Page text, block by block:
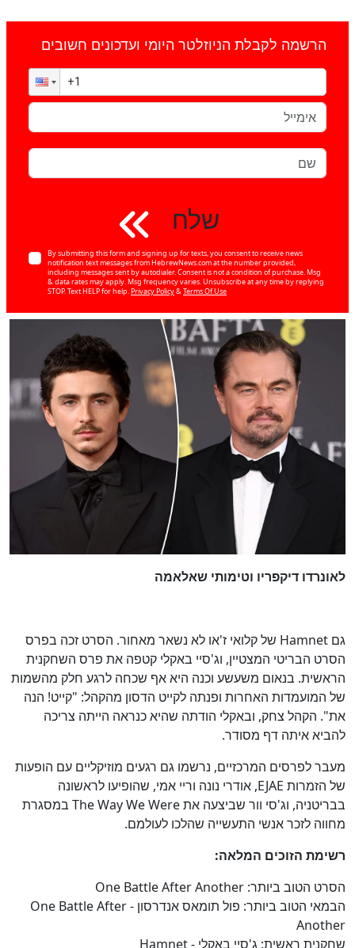
הרשמה לקבלת הניוזלטר היומי ועדכונים חשובים
שלח
By submitting this form and signing up for texts, you consent to receive news
notification text messages from HebrewNews.com at the number provided,
including messages sent by autodialer. Consent is not a condition of purchase. Msg
& data rates may apply. Msg frequency varies. Unsubscribe at any time by replying
STOP. Text HELP for help. Privacy Policy& Terms Of Use
לאונרדו דיקפריו וטימותי שאלאמה
גם Hamnet של קלואי ז'או לא נשאר מאחור. הסרט זכה בפרס
הסרט הבריטי המצטיין, וג'סיי באקלי קטפה את פרס השחקנית
הראשית. בנאום משעשע וכנה היא אף שכחה לרגע חלק מהשמות
של המועמדות האחרות ופנתה לקייט הדסון מהקהל: "קייט! הנה
את". הקהל צחק, ובאקלי הודתה שהיא כנראה הייתה צריכה
להביא איתה דף מסודר.
מעבר לפרסים המרכזיים, נרשמו גם רגעים מוזיקליים עם הופעות
של הזמרות EJAE, אודרי נונה וריי אמי, שהופיעו לראשונה
בבריטניה, וג'סי וור שביצעה את The Way We Were במסגרת
מחווה לזכר אנשי התעשייה שהלכו לעולמם.
רשימת הזוכים המלאה:
הסרט הטוב ביותר: One Battle After Another
הבמאי הטוב ביותר: פול תומאס אנדרסון - One Battle After
Another
שחקנית ראשית: ג'סיי באקלי - Hamnet
100%כן